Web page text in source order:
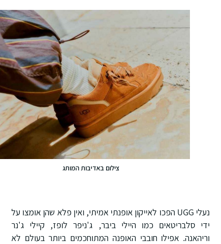
צילום באדיבות המותג
נעלי UGG הפכו לאייקון אופנתי אמיתי, ואין פלא שהן אומצו על
ידי סלבריטאים כמו היילי ביבר, ג'ניפר לופז, קיילי ג'נר
וריהאנה. אפילו חובבי האופנה המתוחכמים ביותר בעולם לא